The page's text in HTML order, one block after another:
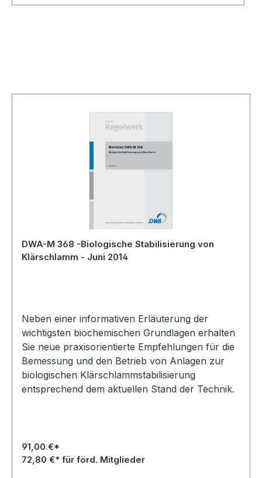
DWA-M 368 -Biologische Stabilisierung von
Klärschlamm - Juni 2014
Neben einer informativen Erläuterung der
wichtigsten biochemischen Grundlagen erhalten
Sie neue praxisorientierte Empfehlungen für die
Bemessung und den Betrieb von Anlagen zur
biologischen Klärschlammstabilisierung
entsprechend dem aktuellen Stand der Technik.
91,00 €*
72,80 €* für förd. Mitglieder